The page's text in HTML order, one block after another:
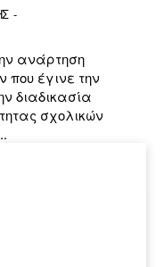
-
ανάρτηση
έγινε την
διαδικασία
σχολικών